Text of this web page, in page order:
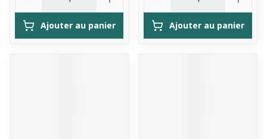
Ajouter au panier Ajouter au panier